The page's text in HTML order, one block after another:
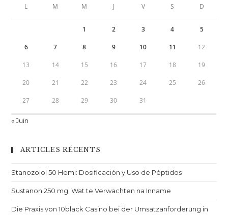
L M M J V S D
1 2 3 4 5
6 7 8 9 10 11 12
13 14 15 16 17 18 19
20 21 22 23 24 25 26
27 28 29 30 31
« Juin
ARTICLES RÉCENTS
Stanozolol 50 Hemi: Dosificación y Uso de Péptidos
Sustanon 250 mg: Wat te Verwachten na Inname
Die Praxis von 10black Casino bei der Umsatzanforderung in